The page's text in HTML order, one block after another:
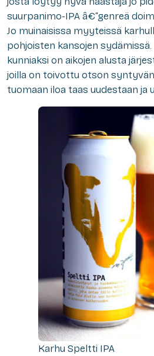
suurpanimo-IPA â€“genreä
Jo muinaisissa myyteissä
pohjoisten kansojen
kunniaksi on aikojen alusta
joilla on toivottu otson syntyvän
tuomaan iloa taas uudestaan ja
Karhu Speltti IPA